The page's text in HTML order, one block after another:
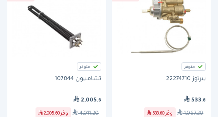
متوفر
بيرتوز 22274710
533 .6
1,067.20 وفّر 533.60
متوفر
تشامبيون 107844
2,005 .6
4,011.20 وفّر 2,005.60